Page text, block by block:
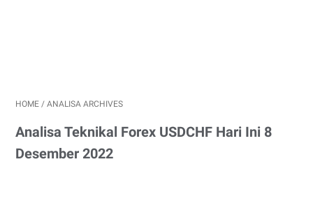
HOME / ANALISA ARCHIVES
Analisa Teknikal Forex USDCHF Hari Ini 8
Desember 2022